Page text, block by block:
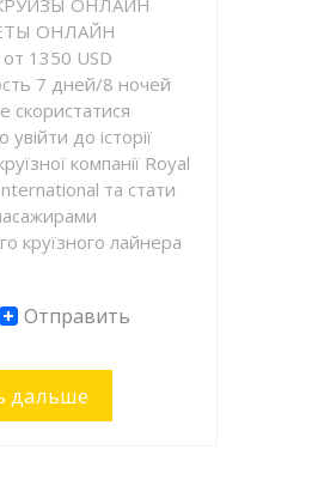
ОНЛАЙН
ОНЛАЙН
1350 USD
7 дней/8 ночей
скористатися
до історії
компанії Royal
та стати
круїзного лайнера
Отправить
дальше